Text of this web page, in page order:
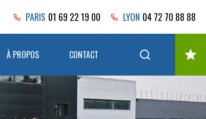
PARIS 01 69 22 19 00 LYON 04 72 70 88 88
À PROPOS CONTACT